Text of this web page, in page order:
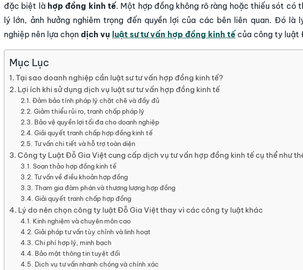
đặc biệt là hợp đồng kinh tế. Một hợp đồng không rõ ràng hoặc thiếu sót có
lý lớn, ảnh hưởng nghiêm trọng đến quyền lợi của các bên liên quan. Đó là
nghiệp nên lựa chọn dịch vụ luật sư tư vấn hợp đồng kinh tế của công ty luật
Mục Lục
Tại sao doanh nghiệp cần luật sư tư vấn hợp đồng kinh tế?
Lợi ích khi sử dụng dịch vụ luật sư tư vấn hợp đồng kinh tế
Đảm bảo tính pháp lý chặt chẽ và đầy đủ
Giảm thiểu rủi ro, tranh chấp pháp lý
Bảo vệ quyền lợi tối đa cho doanh nghiệp
Giải quyết tranh chấp hợp đồng kinh tế
Tư vấn chi tiết và hỗ trợ toàn diện
Công ty Luật Đỗ Gia Việt cung cấp dịch vụ tư vấn hợp đồng kinh tế cụ thể như
Soạn thảo hợp đồng kinh tế
Tư vấn về điều khoản hợp đồng
Tham gia đàm phán và thương lượng hợp đồng
Giải quyết tranh chấp hợp đồng
Lý do nên chọn công ty luật Đỗ Gia Việt thay vì các công ty luật khác
Kinh nghiệm và chuyên môn cao
Giải pháp tư vấn tùy chỉnh và linh hoạt
Chi phí hợp lý, minh bạch
Bảo mật thông tin tuyệt đối
Dịch vụ tư vấn nhanh chóng và chính xác